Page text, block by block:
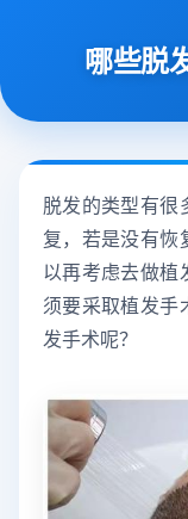
哪些脱
脱发的类型有很
复，若是没有恢
以再考虑去做植
须要采取植发手
发手术呢？